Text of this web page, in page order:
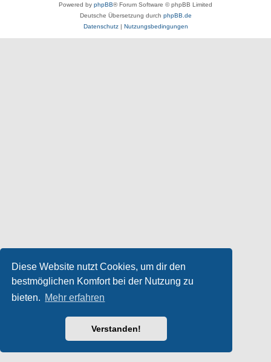
Diese Website nutzt Cookies, um dir den
bestmöglichen Komfort bei der Nutzung zu
bieten. Mehr erfahren
Verstanden!
Powered by phpBB® Forum Software © phpBB Limited
Deutsche Übersetzung durch phpBB.de
Datenschutz| Nutzungsbedingungen